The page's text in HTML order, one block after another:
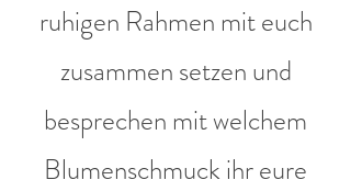
ruhigen Rahmen mit euch
zusammen setzen und
besprechen mit welchem
Blumenschmuck ihr eure